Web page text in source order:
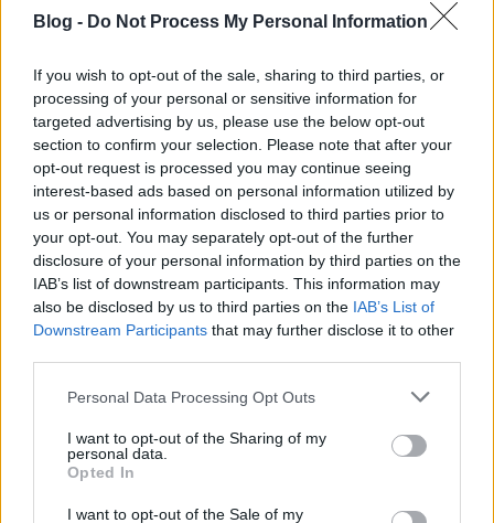
Blog - Do Not Process My Personal Information
If you wish to opt-out of the sale, sharing to third parties, or
processing of your personal or sensitive information for
targeted advertising by us, please use the below opt-out
section to confirm your selection. Please note that after your
opt-out request is processed you may continue seeing
interest-based ads based on personal information utilized by
us or personal information disclosed to third parties prior to
your opt-out. You may separately opt-out of the further
disclosure of your personal information by third parties on the
IAB’s list of downstream participants. This information may
also be disclosed by us to third parties on the IAB’s List of
Downstream Participants that may further disclose it to other
Please note that this website/app uses one or more Google
not limited to your visit or usage behaviour. You may click to
grant or deny consent to Google and its third-party tags to
use your data for below specified purposes in below Google
consent section.
Personal Data Processing Opt Outs
I want to opt-out of the Sharing of my
personal data.
Opted In
I want to opt-out of the Sale of my
elvonná az autóbuszokat követő
járművek vezetőinek figyelmét.) Azóta
több cég is jelezte reklámozási igényét,
velük a szerződéstervezetet most
készítik. A reklámok tarifája egy évben
65 000 és 100 000 forint között lesz. S
hogy ne kerüljenek "csúnya", nem
esztétikus feliratok, ábrák a buszokra,
erről szakértő zsűri gondoskodik.
Persze felmerül a kérdés, hogy a Pannon
Volán mire költi a reklámokból
megszerzett pénzt? Ezt a jövedelmet új
autóbuszok vásárlására fordítják.